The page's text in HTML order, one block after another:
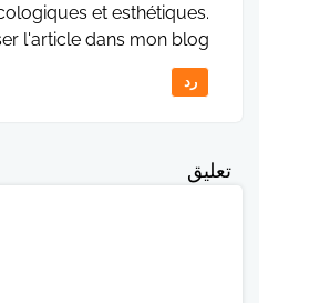
et esthétiques.
l'article dans mon blog
رد
تعليق